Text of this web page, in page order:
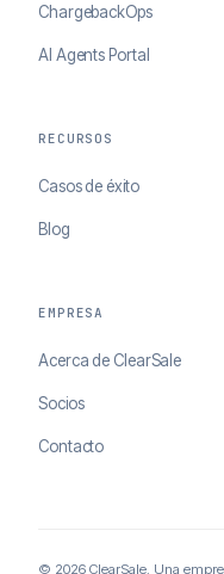
ChargebackOps
AI Agents Portal
RECURSOS
Casos de éxito
Blog
EMPRESA
Acerca de ClearSale
Socios
Contacto
© 2026 ClearSale. Una